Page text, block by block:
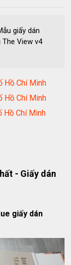
giấy dán
View v4
Hồ Chí Minh
Hồ Chí Minh
Hồ Chí Minh
- Giấy dán
giấy dán